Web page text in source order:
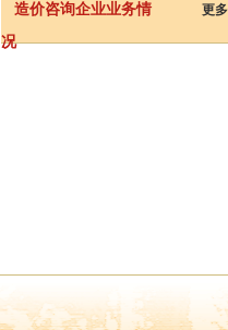
(26-06-01)(转)住房城乡建设...
(25-09-30)关于网站系统维护的通知
造价咨询企业业务情
况
更多